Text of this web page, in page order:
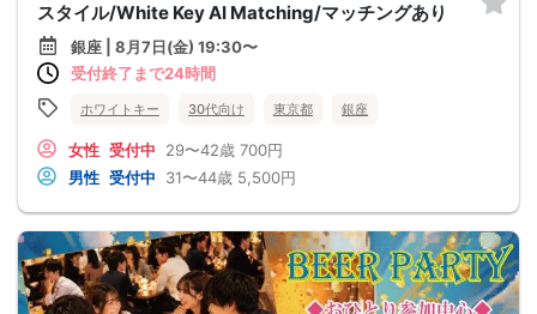
スタイル/White Key AI Matching/マッチングあり
銀座 | 8月7日(金) 19:30〜
受付終了まで24時間
ホワイトキー 30代向け 東京都 銀座
女性 受付中 29〜42歳 700円
男性 受付中 31〜44歳 5,500円